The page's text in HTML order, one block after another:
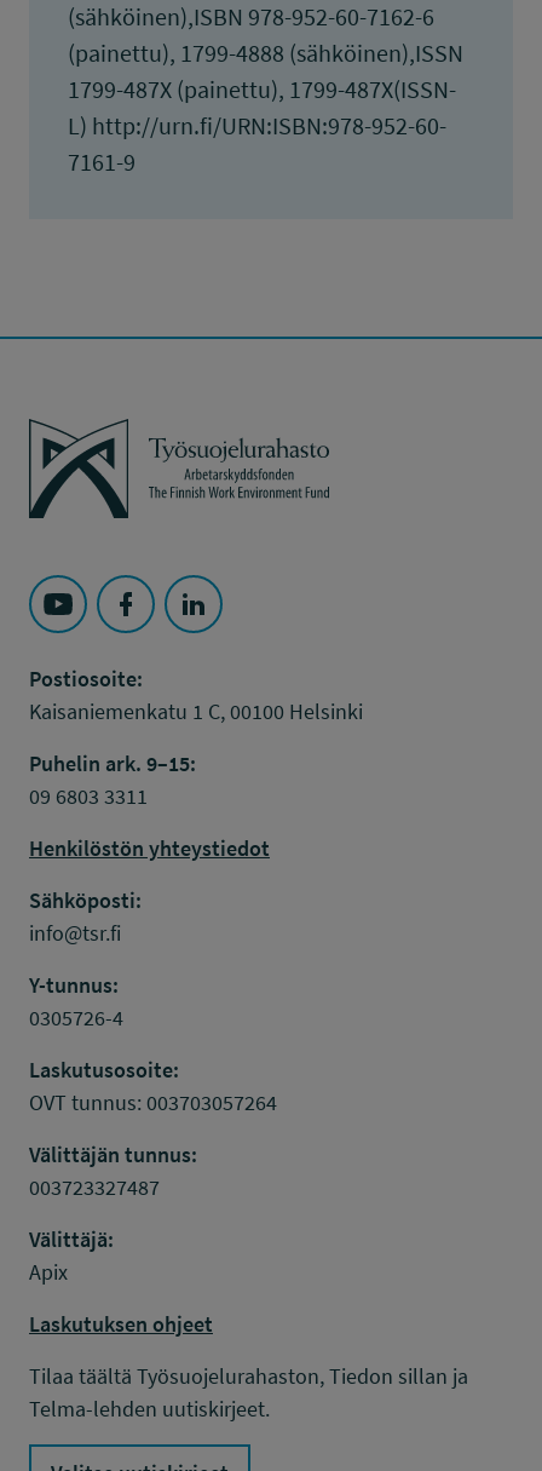
(sähköinen),ISBN 978-952-60-7162-6
(painettu), 1799-4888 (sähköinen),ISSN
1799-487X (painettu), 1799-487X(ISSN-
L) http://urn.fi/URN:ISBN:978-952-60-
7161-9
Työsuojelurahasto
Seuraa Työsuojelurahasto kohteessa: YouTube
Seuraa Työsuojelurahasto kohteessa:
Seuraa Työsuojelurahasto kohteessa:
Postiosoite:
Kaisaniemenkatu 1 C, 00100 Helsinki
Puhelin ark. 9–15:
09 6803 3311
Henkilöstön yhteystiedot
Sähköposti:
info@tsr.fi
Y-tunnus:
0305726-4
Laskutusosoite:
OVT tunnus: 003703057264
Välittäjän tunnus:
003723327487
Välittäjä:
Apix
Laskutuksen ohjeet
Tilaa täältä Työsuojelurahaston, Tiedon sillan ja
Telma-lehden uutiskirjeet.